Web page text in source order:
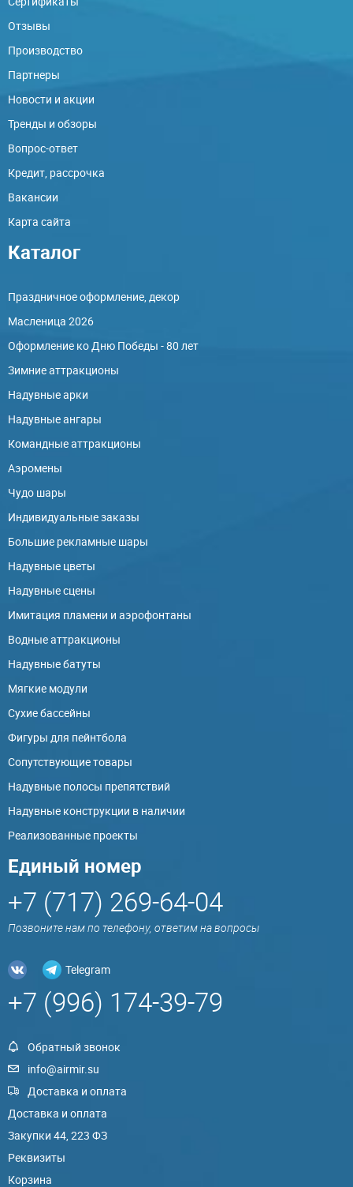
Отзывы
Производство
Партнеры
Новости и акции
Тренды и обзоры
Вопрос-ответ
Кредит, рассрочка
Вакансии
Карта сайта
Каталог
Праздничное оформление, декор
Масленица 2026
Оформление ко Дню Победы - 80 лет
Зимние аттракционы
Надувные арки
Надувные ангары
Командные аттракционы
Аэромены
Чудо шары
Индивидуальные заказы
Большие рекламные шары
Надувные цветы
Надувные сцены
Имитация пламени и аэрофонтаны
Водные аттракционы
Надувные батуты
Мягкие модули
Сухие бассейны
Фигуры для пейнтбола
Сопутствующие товары
Надувные полосы препятствий
Надувные конструкции в наличии
Реализованные проекты
Единый номер
+7 (717) 269-64-04
Позвоните нам по телефону, ответим на вопросы
Telegram
+7 (996) 174-39-79
Обратный звонок
info@airmir.su
Доставка и оплата
Доставка и оплата
Закупки 44, 223 ФЗ
Реквизиты
Корзина